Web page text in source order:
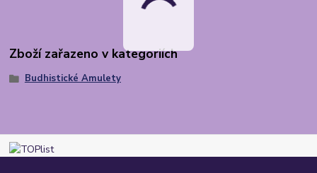
Zboží zařazeno v kategoriích
Budhistické Amulety